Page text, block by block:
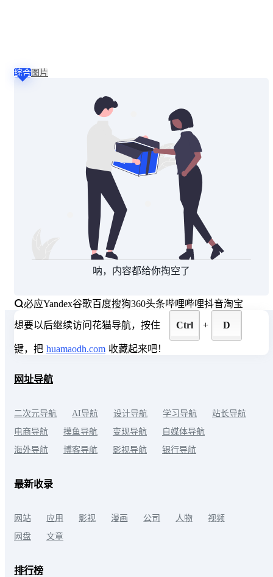
综合图片
呐，内容都给你掏空了
必应Yandex谷歌百度搜狗360头条哔哩哔哩抖音淘宝
想要以后继续访问花猫导航，按住 Ctrl + D
键，把 huamaodh.com 收藏起来吧！
网址导航
二次元导航 AI导航 设计导航 学习导航
站长导航
电商导航
摸鱼导航 变现导航
自媒体导航
海外导航
博客导航 影视导航 银行导航
最新收录
网站 应用 影视 漫画 公司 人物
视频
网盘
文章
排行榜